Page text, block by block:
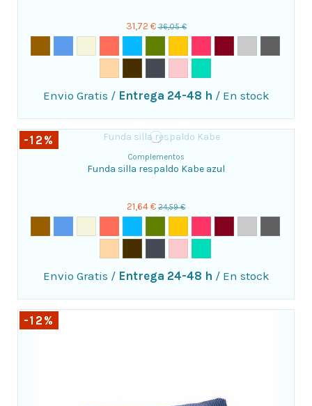
31,72 € 36,05 €
Envio Gratis / Entrega 24-48 h / En stock
-12%
Complementos
Funda silla respaldo Kabe azul
21,64 € 24,59 €
Envio Gratis / Entrega 24-48 h / En stock
-12%